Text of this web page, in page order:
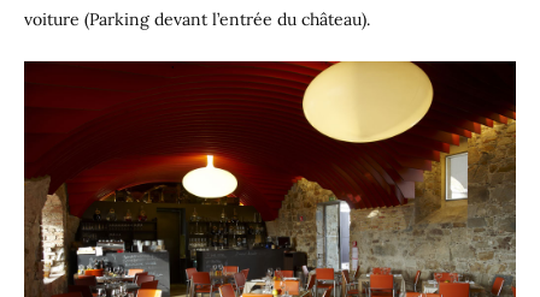
voiture (Parking devant l’entrée du château).